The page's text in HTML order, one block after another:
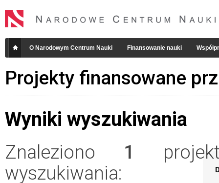
O Narodowym Centrum Nauki Finansowanie nauki
Projekty finansowane
Wyniki wyszukiwania
Znaleziono 1
wyszukiwania: